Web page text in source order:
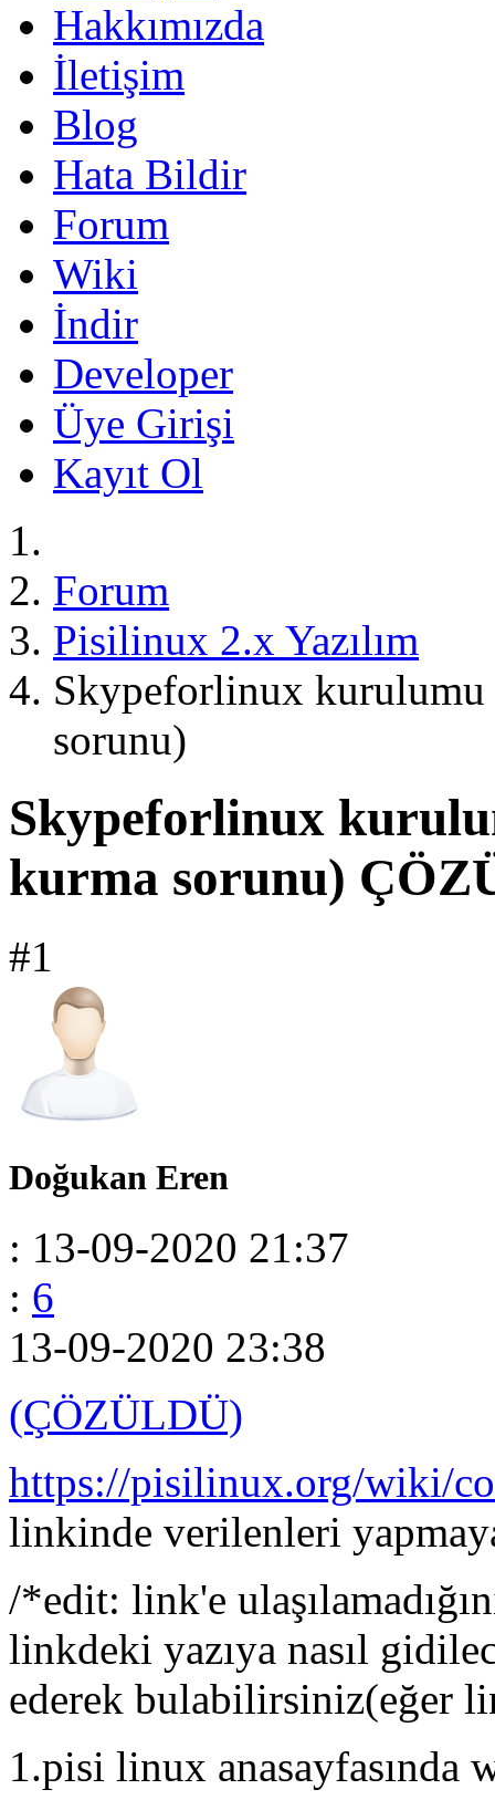
Hakkımızda
İletişim
Blog
Hata Bildir
Forum
Wiki
İndir
Developer
Üye Girişi
Kayıt Ol
Forum
Pisilinux 2.x Yazılım
Skypeforlinux
sorunu)
Skypeforlinux
kurma sorunu)
#1
Doğukan Eren
: 13-09-2020 21:37
: 6
13-09-2020 23:38
(ÇÖZÜLDÜ)
https://pisilinux.org/wiki/
linkinde verilenleri
/*edit: link'e
linkdeki yazıya nasıl
ederek bulabilirsiniz(eğer
1.pisi linux anasayfasında